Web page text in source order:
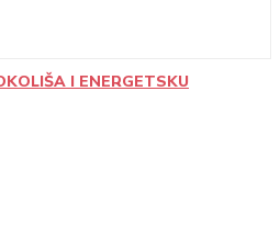
I ENERGETSKU